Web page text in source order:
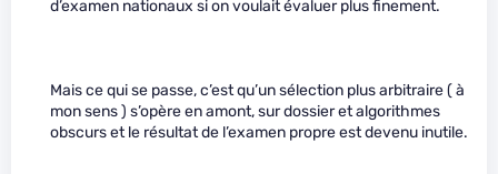
d’examen nationaux si on voulait évaluer plus finement.
Mais ce qui se passe, c’est qu’un sélection plus arbitraire ( à
mon sens ) s’opère en amont, sur dossier et algorithmes
obscurs et le résultat de l’examen propre est devenu inutile.